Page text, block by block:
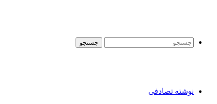
جستجو
نوشته تصادفی